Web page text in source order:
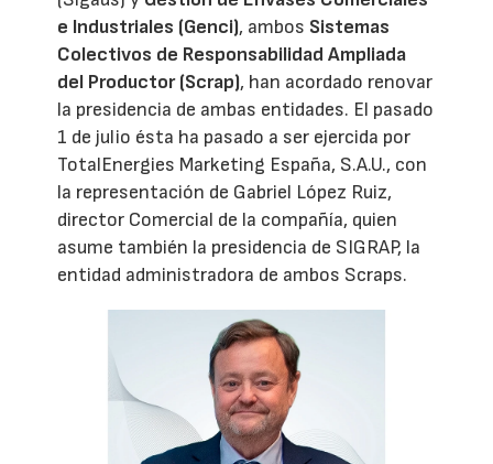
e Industriales (Genci), ambos Sistemas
Colectivos de Responsabilidad Ampliada
del Productor (Scrap), han acordado renovar
la presidencia de ambas entidades. El pasado
1 de julio ésta ha pasado a ser ejercida por
TotalEnergies Marketing España, S.A.U., con
la representación de Gabriel López Ruiz,
director Comercial de la compañía, quien
asume también la presidencia de SIGRAP, la
entidad administradora de ambos Scraps.